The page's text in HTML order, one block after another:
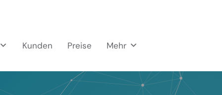
Kunden Preise Mehr